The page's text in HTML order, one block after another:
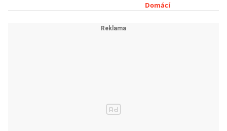
pravidlům
Domácí